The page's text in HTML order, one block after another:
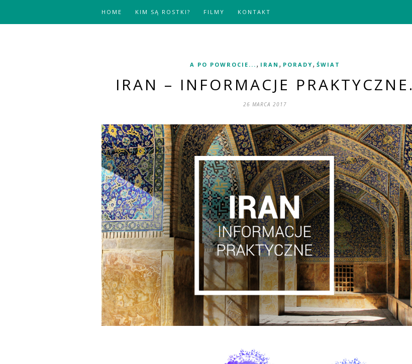
HOME KIM SĄ ROSTKI? FILMY KONTAKT
A PO POWROCIE... , IRAN , PORADY , ŚWIAT
IRAN – INFORMACJE PRAKTYCZNE.
26 MARCA 2017